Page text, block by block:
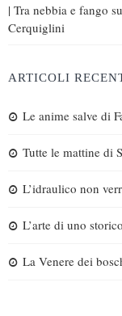
| Tra nebbia e fango su
Cerquiglini
ARTICOLI
Le anime salve di
Tutte le mattine di
L’idraulico non
L’arte di uno
La Venere dei